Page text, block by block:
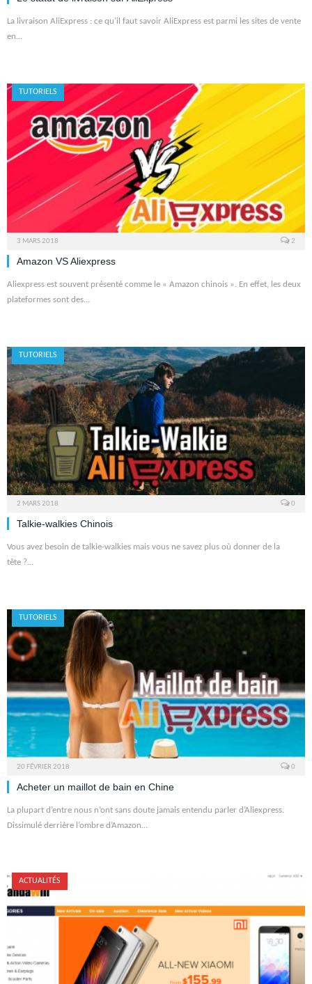
La livraison AliExpress : ce qu’il faut savoir AliExpress est parmi les sites de vente
en…
TUTORIELS
3 MARS 2018 2
Amazon VS Aliexpress
Aliexpress est souvent présenté comme le « Amazon chinois ». En effet, les deux
plateformes sont des…
TUTORIELS
2 MARS 2018 0
Talkie-walkies Chinois
Vous avez besoin de talkie-walkies mais vous ne savez plus où donner de la
tête ?…
TUTORIELS
20 FÉVRIER 2018 0
Acheter un maillot de bain en Chine
La plupart d’entre nous n’ont sans doute jamais entendu parler d’Aliexpress.
Dissimulé derrière l’ombre d’Amazon…
ACTUALITÉS